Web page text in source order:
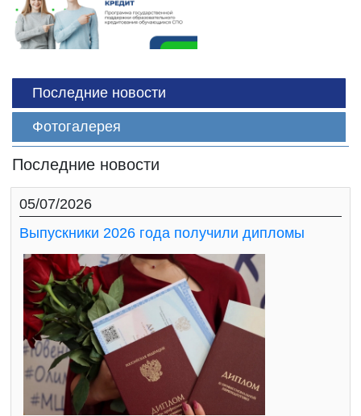
Последние новости
Фотогалерея
Последние новости
05/07/2026
Выпускники 2026 года получили дипломы